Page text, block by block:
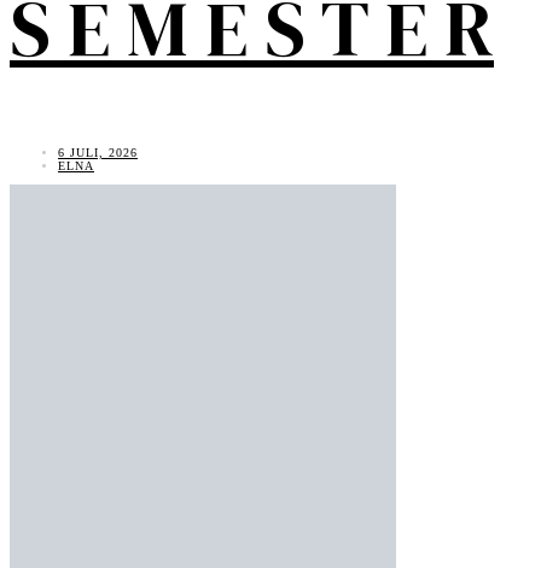
S E M E S T E R
6 JULI, 2026
ELNA